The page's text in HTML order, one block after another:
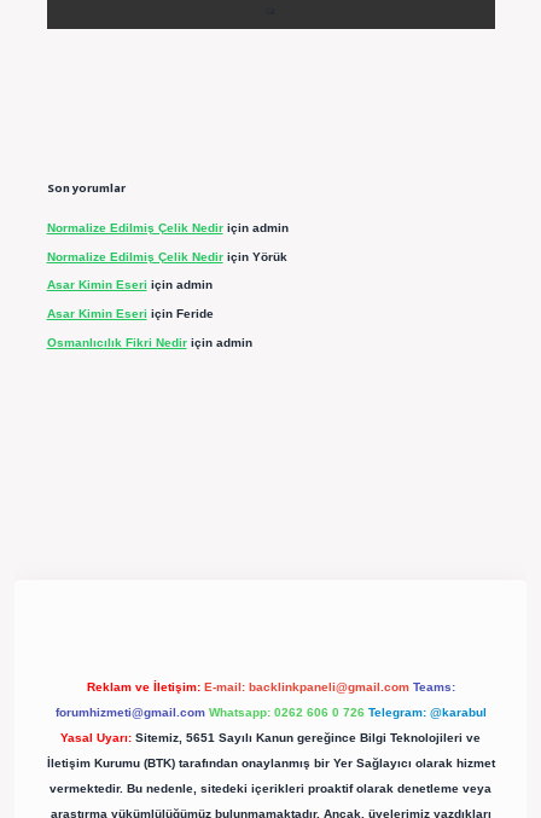
Son yorumlar
Normalize Edilmiş Çelik Nediriçin admin
Normalize Edilmiş Çelik Nediriçin Yörük
Asar Kimin Eseri için admin
Asar Kimin Eseri için Feride
Osmanlıcılık Fikri Nediriçin admin
Reklam ve İletişim: E-mail: backlinkpaneli@gmail.com Teams:
forumhizmeti@gmail.com Whatsapp: 0262 606 0 726 Telegram: @karabul
Yasal Uyarı: Sitemiz, 5651 Sayılı Kanun gereğince Bilgi Teknolojileri ve
İletişim Kurumu (BTK) tarafından onaylanmış bir Yer Sağlayıcı olarak hizmet
vermektedir. Bu nedenle, sitedeki içerikleri proaktif olarak denetleme veya
araştırma yükümlülüğümüz bulunmamaktadır. Ancak, üyelerimiz yazdıkları